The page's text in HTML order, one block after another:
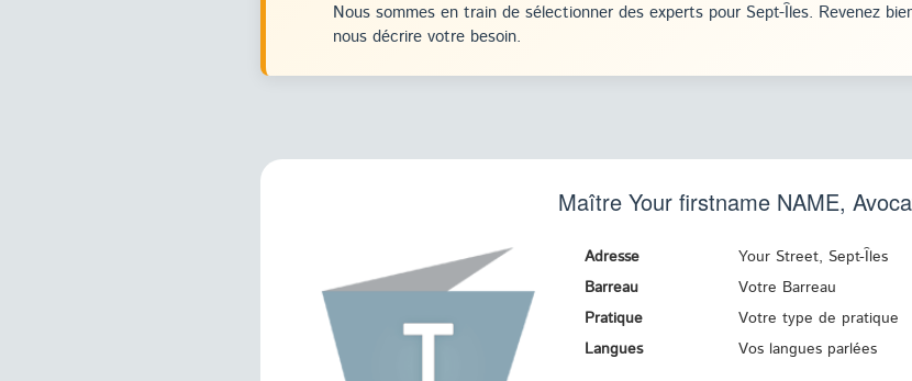
Nous sommes en train de sélectionner des experts pour Sept-Îles. Revenez
nous décrire votre besoin.
Maître Your firstname NAME,
Adresse
Your Street, Sept-Îles
Barreau
Votre Barreau
Pratique
Votre type de pratique
Langues
Vos langues parlées